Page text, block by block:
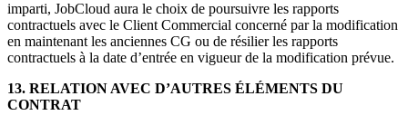
imparti, JobCloud aura le choix de poursuivre les rapports
contractuels avec le Client Commercial concerné par la modification
en maintenant les anciennes CG ou de résilier les rapports
contractuels à la date d’entrée en vigueur de la modification prévue.
13. RELATION AVEC D’AUTRES ÉLÉMENTS DU
CONTRAT